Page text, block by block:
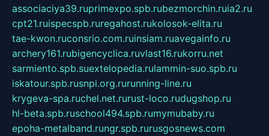
associaciya39.ruprimexpo.spb.rubezmorchin.ruia2.ru
cpt21.ruispecspb.ruregahost.rukolosok-elita.ru
tae-kwon.ruconsrio.com.ruinsiam.ruavegainfo.ru
archery161.rubigencyclica.ruvlast16.rukorru.net
sarmiento.spb.suextelopedia.rulammin-suo.spb.ru
iskatour.spb.rusnpi.org.rurunning-line.ru
krygeva-spa.ruchel.net.rurust-loco.rudugshop.ru
hl-beta.spb.ruschool494.spb.rumymubaby.ru
epoha-metalband.rungr.spb.rurusgosnews.com